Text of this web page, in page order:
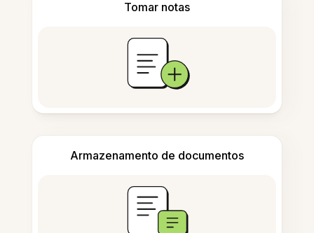
Tomar notas
Armazenamento de documentos